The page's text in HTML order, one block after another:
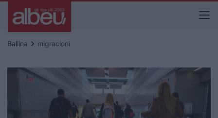
Ballina keyboard_arrow_right migracioni